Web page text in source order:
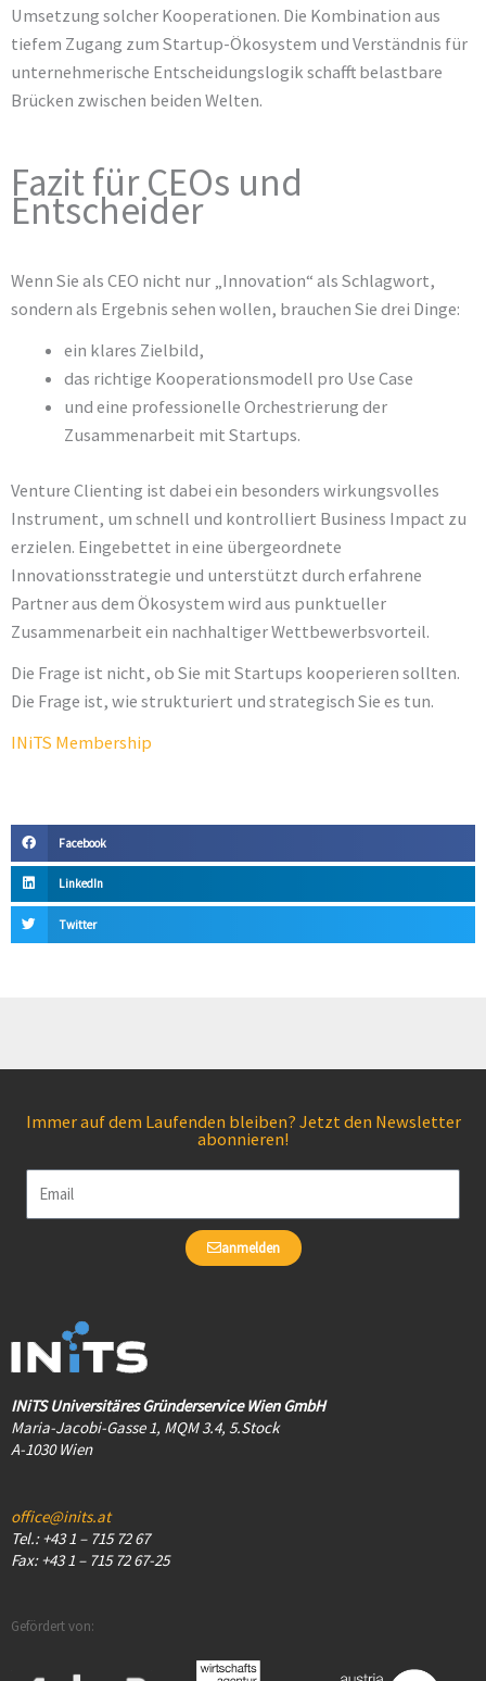
Umsetzung solcher Kooperationen. Die Kombination aus
tiefem Zugang zum Startup-Ökosystem und Verständnis für
unternehmerische Entscheidungslogik schafft belastbare
Brücken zwischen beiden Welten.
Fazit für CEOs und
Entscheider
Wenn Sie als CEO nicht nur „Innovation“ als Schlagwort,
sondern als Ergebnis sehen wollen, brauchen Sie drei Dinge:
ein klares Zielbild,
das richtige Kooperationsmodell pro Use Case
und eine professionelle Orchestrierung der
Zusammenarbeit mit Startups.
Venture Clienting ist dabei ein besonders wirkungsvolles
Instrument, um schnell und kontrolliert Business Impact zu
erzielen. Eingebettet in eine übergeordnete
Innovationsstrategie und unterstützt durch erfahrene
Partner aus dem Ökosystem wird aus punktueller
Zusammenarbeit ein nachhaltiger Wettbewerbsvorteil.
Die Frage ist nicht, ob Sie mit Startups kooperieren sollten.
Die Frage ist, wie strukturiert und strategisch Sie es tun.
INiTS Membership
Facebook
LinkedIn
Twitter
Immer auf dem Laufenden bleiben? Jetzt den Newsletter
abonnieren!
Email
anmelden
INiTS Universitäres Gründerservice Wien GmbH
Maria-Jacobi-Gasse 1, MQM 3.4, 5.Stock
A-1030 Wien
office@inits.at
Tel.: +43 1 – 715 72 67
Fax: +43 1 – 715 72 67-25
Gefördert von: